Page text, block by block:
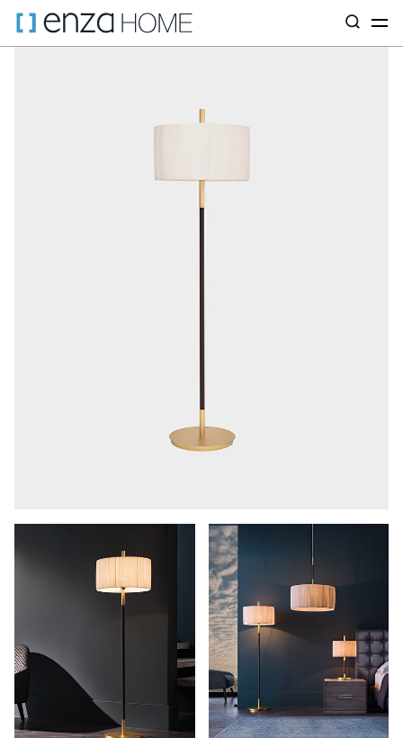
Главная страница Светильники Торшеры